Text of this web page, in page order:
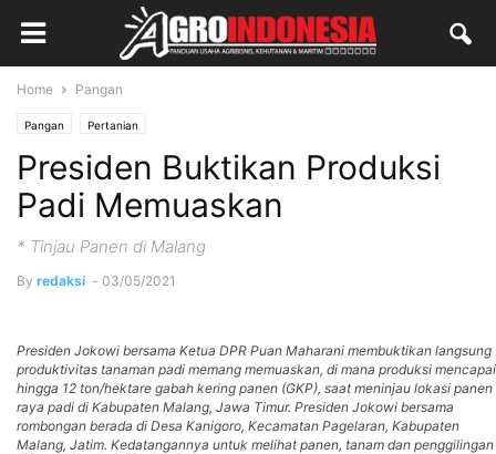
Home Pangan
Pangan Pertanian
Presiden Buktikan Produksi
Padi Memuaskan
* Tinjau Panen di Malang
By redaksi - 03/05/2021
Presiden Jokowi bersama Ketua DPR Puan Maharani membuktikan langsung
produktivitas tanaman padi memang memuaskan, di mana produksi mencapai
hingga 12 ton/hektare gabah kering panen (GKP), saat meninjau lokasi panen
raya padi di Kabupaten Malang, Jawa Timur. Presiden Jokowi bersama
rombongan berada di Desa Kanigoro, Kecamatan Pagelaran, Kabupaten
Malang, Jatim. Kedatangannya untuk melihat panen, tanam dan penggilingan